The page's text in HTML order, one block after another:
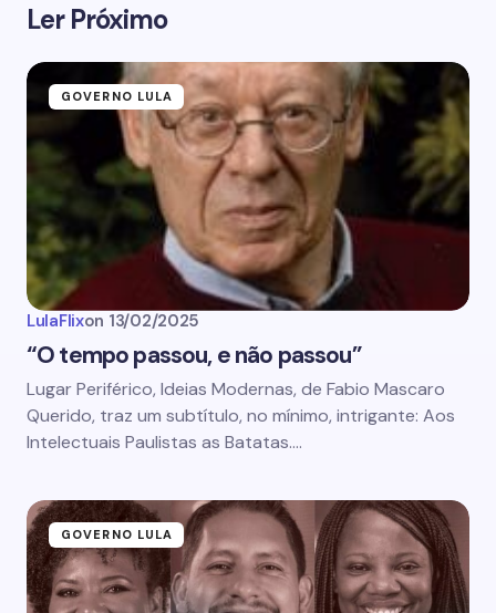
Ler Próximo
GOVERNO LULA
LulaFlixon 13/02/2025
“O tempo passou, e não passou”
Lugar Periférico, Ideias Modernas, de Fabio Mascaro
Querido, traz um subtítulo, no mínimo, intrigante: Aos
Intelectuais Paulistas as Batatas.…
GOVERNO LULA